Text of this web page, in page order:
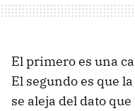
El primero es una
El segundo es que
se aleja del dato